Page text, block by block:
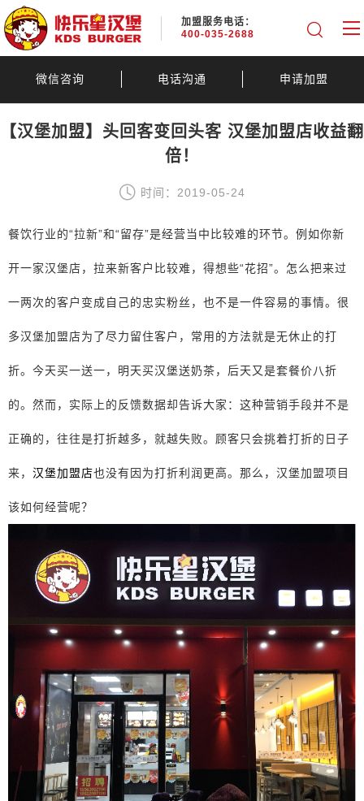
加盟服务电话：
400-035-2688
微信咨询 电话沟通 申请加盟
【汉堡加盟】头回客变回头客 汉堡加盟店收益翻
倍！
时间：2019-05-24
餐饮行业的“拉新”和“留存”是经营当中比较难的环节。例如你新
开一家汉堡店，拉来新客户比较难，得想些“花招”。怎么把来过
一两次的客户变成自己的忠实粉丝，也不是一件容易的事情。很
多汉堡加盟店为了尽力留住客户，常用的方法就是无休止的打
折。今天买一送一，明天买汉堡送奶茶，后天又是套餐价八折
的。然而，实际上的反馈数据却告诉大家：这种营销手段并不是
正确的，往往是打折越多，就越失败。顾客只会挑着打折的日子
来， 汉堡加盟店也没有因为打折利润更高。那么，汉堡加盟项目
该如何经营呢？